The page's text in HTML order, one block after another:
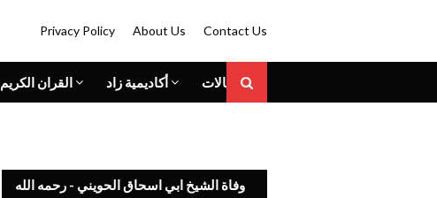
Privacy Policy About Us Contact Us
القران الكريم أكاديمية زاد المقالات
وفاة الشيخ ابي اسحاق الحويني - رحمه الله